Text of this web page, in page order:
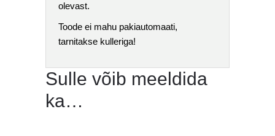
olevast.
Toode ei mahu pakiautomaati,
tarnitakse kulleriga!
Sulle võib meeldida
ka…